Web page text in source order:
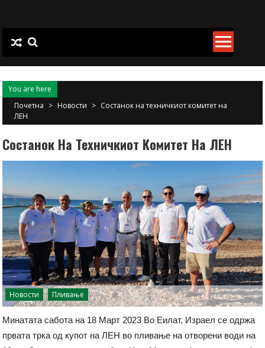
content
You are here
Почетна > Новости > Состанок на техничкиот комитет на
ЛЕН
Состанок На Техничкиот Комитет На ЛЕН
Новости Пливање
Минатата сабота на 18 Март 2023 Во Еилат, Израел се одржа
првата трка од купот на ЛЕН во пливање на отворени води на